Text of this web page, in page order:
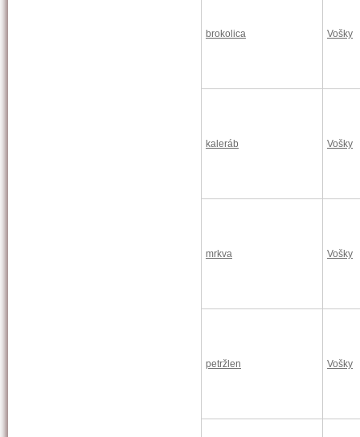
brokolica Vošky
kaleráb Vošky
mrkva Vošky
petržlen Vošky